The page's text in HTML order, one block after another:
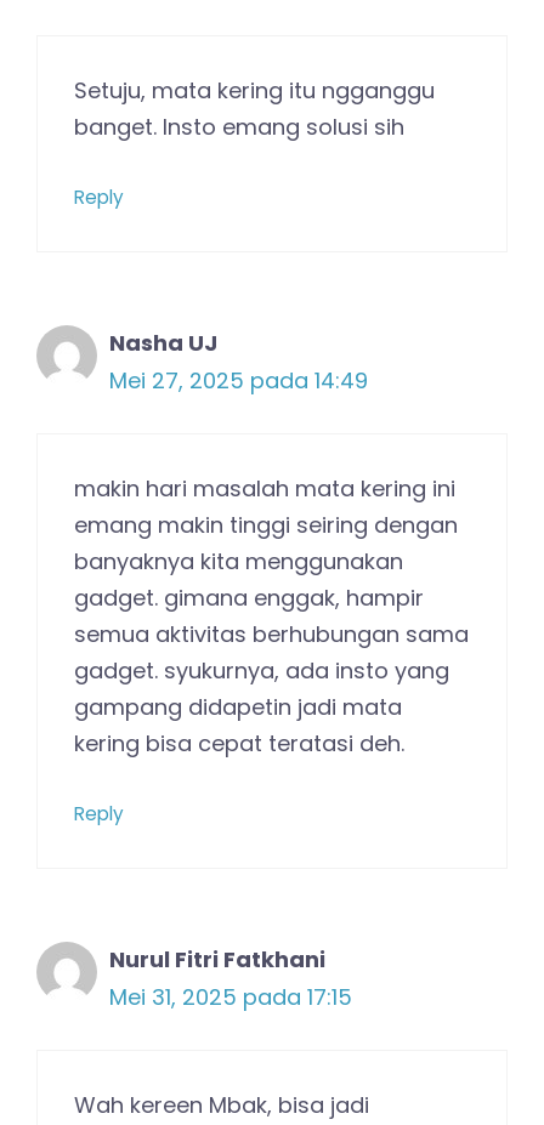
Setuju, mata kering itu ngganggu
banget. Insto emang solusi sih
Reply
Nasha UJ
Mei 27, 2025 pada 14:49
makin hari masalah mata kering ini
emang makin tinggi seiring dengan
banyaknya kita menggunakan
gadget. gimana enggak, hampir
semua aktivitas berhubungan sama
gadget. syukurnya, ada insto yang
gampang didapetin jadi mata
kering bisa cepat teratasi deh.
Reply
Nurul Fitri Fatkhani
Mei 31, 2025 pada 17:15
Wah kereen Mbak, bisa jadi